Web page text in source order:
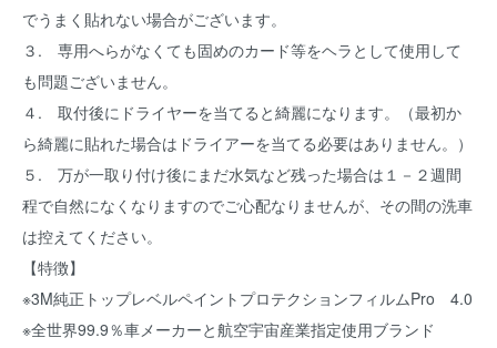
でうまく貼れない場合がございます。
３. 専用へらがなくても固めのカード等をヘラとして使用して
も問題ございません。
４. 取付後にドライヤーを当てると綺麗になります。（最初か
ら綺麗に貼れた場合はドライアーを当てる必要はありません。）
５. 万が一取り付け後にまだ水気など残った場合は１－２週間
程で自然になくなりますのでご心配なりませんが、その間の洗車
は控えてください。
【特徴】
※3M純正トップレベルペイントプロテクションフィルムPro 4.0
※全世界99.9％車メーカーと航空宇宙産業指定使用ブランド